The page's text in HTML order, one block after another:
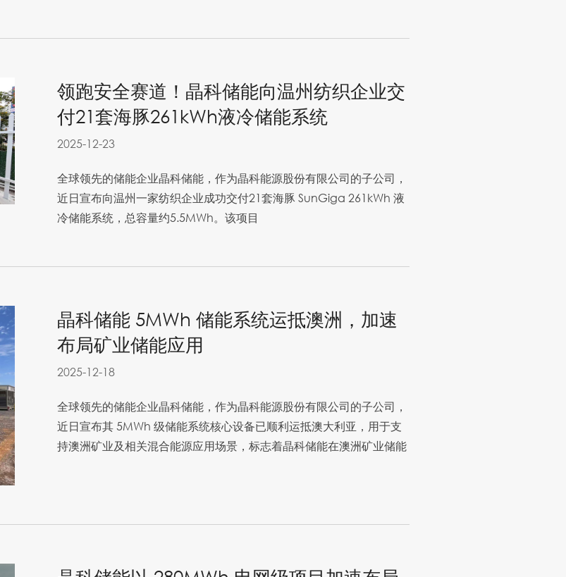
领跑安全赛道！晶科储能向温州纺织企业交
付21套海豚261kWh液冷储能系统
2025-12-23
全球领先的储能企业晶科储能，作为晶科能源股份有限公司的子公司，
近日宣布向温州一家纺织企业成功交付21套海豚 SunGiga 261kWh 液
冷储能系统，总容量约5.5MWh。该项目
晶科储能 5MWh 储能系统运抵澳洲，加速
布局矿业储能应用
2025-12-18
全球领先的储能企业晶科储能，作为晶科能源股份有限公司的子公司，
近日宣布其 5MWh 级储能系统核心设备已顺利运抵澳大利亚，用于支
持澳洲矿业及相关混合能源应用场景，标志着晶科储能在澳洲矿业储能